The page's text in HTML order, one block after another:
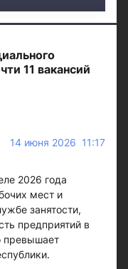
11 вакансий
14 июня 2026 11:17
2026 года
мест и
занятости,
предприятий в
превышает